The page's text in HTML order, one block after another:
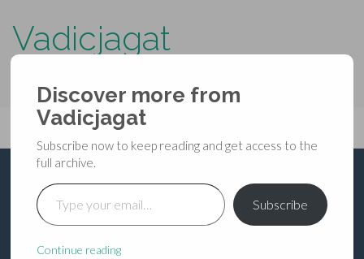
Vadicjagat
Primary
Menu
content
Vadicjagat
पुत्र प्राप्ति का मन्त्र
Discover more from
Vadicjagat
Subscribe now to keep reading and get access to the
full archive.
Type your email…
Subscribe
Continue reading